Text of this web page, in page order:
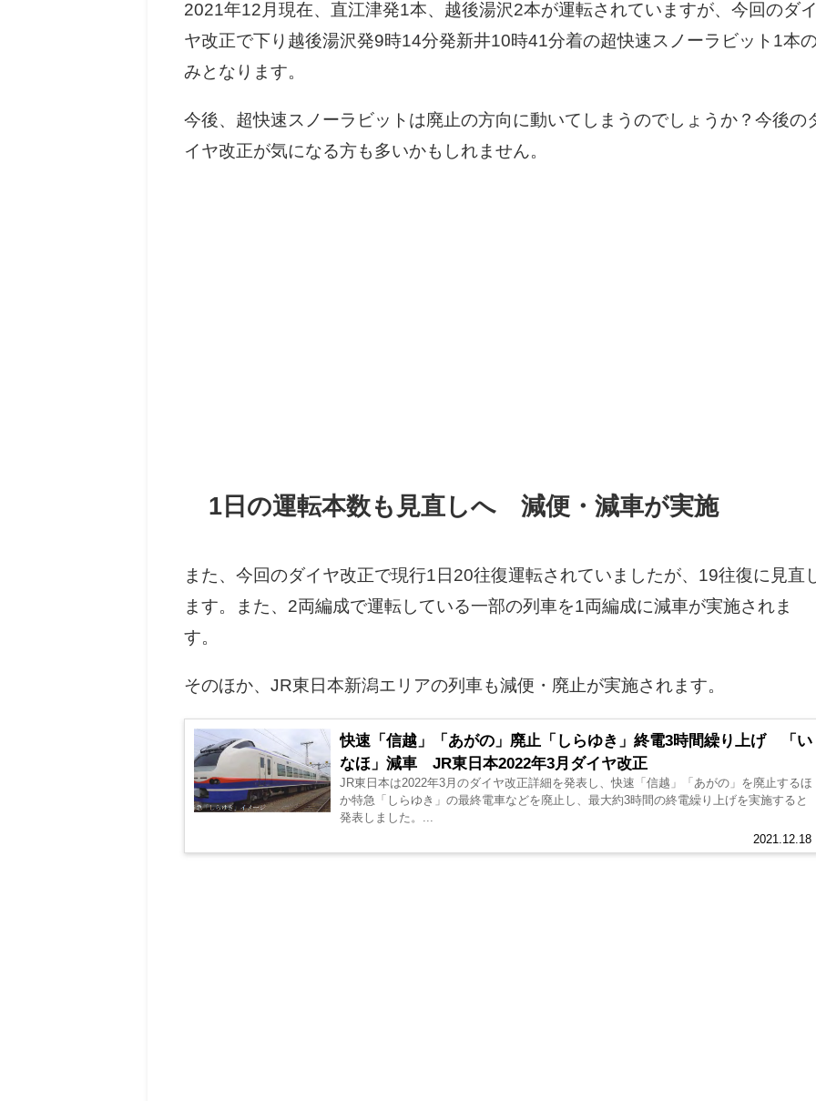
2021年12月現在、直江津発1本、越後湯沢2本が運転されていますが、今回のダ
ヤ改正で下り越後湯沢発9時14分発新井10時41分着の超快速スノーラビット1本
みとなります。
今後、超快速スノーラビットは廃止の方向に動いてしまうのでしょうか？今後の
イヤ改正が気になる方も多いかもしれません。
1日の運転本数も見直しへ 減便・減車が実施
また、今回のダイヤ改正で現行1日20往復運転されていましたが、19往復に見直
ます。また、2両編成で運転している一部の列車を1両編成に減車が実施されま
す。
そのほか、JR東日本新潟エリアの列車も減便・廃止が実施されます。
快速「信越」「あがの」廃止「しらゆき」終電3時間繰り上げ 「い
なほ」減車 JR東日本2022年3月ダイヤ改正
2021.12.18
JR東日本は2022年3月のダイヤ改正詳細を発表し、快速「信越」「あがの」を廃止するほ
か特急「しらゆき」の最終電車などを廃止し、最大約3時間の終電繰り上げを実施すると
発表しました。...